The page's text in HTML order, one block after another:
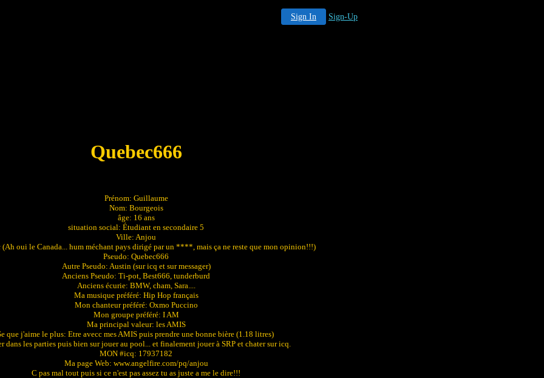
Sign In Sign-Up
Quebec666
Prénom: Guillaume
Nom: Bourgeois
âge: 16 ans
situation social: Étudiant en secondaire 5
Ville: Anjou
(Ah oui le Canada... hum méchant pays dirigé par un ****, mais ça ne reste que mon opinion!!!)
Pseudo: Quebec666
Autre Pseudo: Austin (sur icq et sur messager)
Anciens Pseudo: Ti-pot, Best666, tunderburd
Anciens écurie: BMW, cham, Sara....
Ma musique préféré: Hip Hop français
Mon chanteur préféré: Oxmo Puccino
Mon groupe préféré: I AM
Ma principal valeur: les AMIS
que j'aime le plus: Etre avecc mes AMIS puis prendre une bonne bière (1.18 litres)
dans les parties puis bien sur jouer au pool... et finalement jouer à SRP et chater sur icq.
MON #icq: 17937182
Ma page Web: www.angelfire.com/pq/anjou
C pas mal tout puis si ce n'est pas assez tu as juste a me le dire!!!